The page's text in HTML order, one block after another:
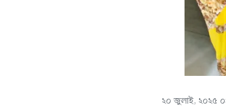
২০ জুলাই, ২০২৫